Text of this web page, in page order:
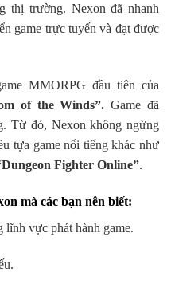
thị trường. Nexon đã nhanh
game trực tuyến và đạt được
MMORPG đầu tiên của
of the Winds”. Game đã
Từ đó, Nexon không ngừng
tựa game nổi tiếng khác như
Fighter Online”.
mà các bạn nên biết:
vực phát hành game.